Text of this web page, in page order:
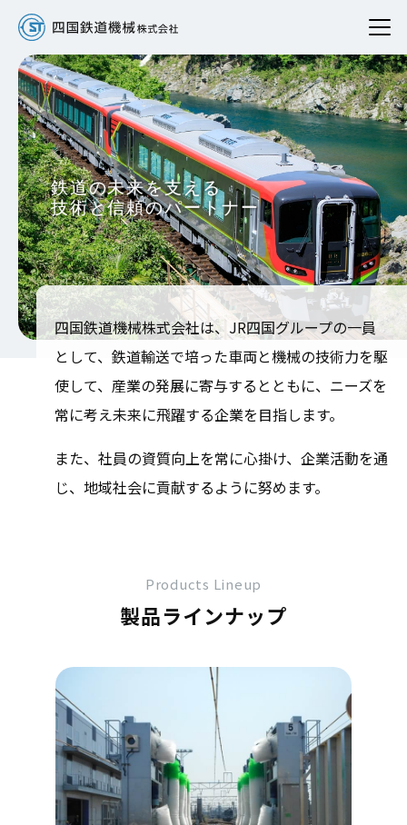
四国鉄道機械株式会社は、JR四国グループの一員
として、鉄道輸送で培った車両と機械の技術力を駆
使して、産業の発展に寄与するとともに、ニーズを
常に考え未来に飛躍する企業を目指します。
また、社員の資質向上を常に心掛け、企業活動を通
じ、地域社会に貢献するように努めます。
Products Lineup
製品ラインナップ